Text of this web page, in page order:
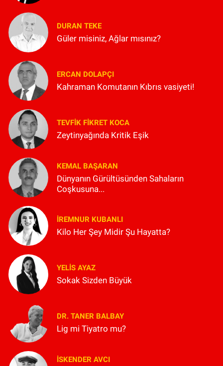
DURAN TEKE
Güler misiniz, Ağlar mısınız?
ERCAN DOLAPÇI
Kahraman Komutanın Kıbrıs vasiyeti!
TEVFIK FIKRET KOCA
Zeytinyağında Kritik Eşik
KEMAL BAŞARAN
Dünyanın Gürültüsünden Sahaların
Coşkusuna...
İREMNUR KUBANLI
Kilo Her Şey Midir Şu Hayatta?
YELIS AYAZ
Sokak Sizden Büyük
DR. TANER BALBAY
Lig mi Tiyatro mu?
İSKENDER AVCI